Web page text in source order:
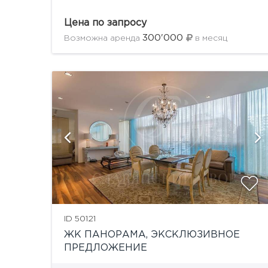
мировых производителей, класса "люкс",
система приточно-вытяжной вентиляции,...
Цена по запросу
Возможна аренда 300'000 в месяц
ID 50121
ЖК ПАНОРАМА, ЭКСКЛЮЗИВНОЕ
ПРЕДЛОЖЕНИЕ
показать ещё 19 фотографий